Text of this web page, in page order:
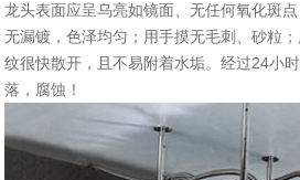
龙头表面应呈乌亮如镜面、无任何氧化斑点
无漏镀，色泽均匀；用手摸无毛刺、砂粒
纹很快散开，且不易附着水垢。经过24小
落，腐蚀！